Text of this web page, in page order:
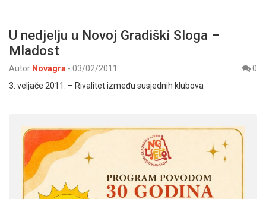
U nedjelju u Novoj Gradiški Sloga –
Mladost
Autor Novagra - 03/02/2011
0
3. veljače 2011. – Rivalitet između susjednih klubova